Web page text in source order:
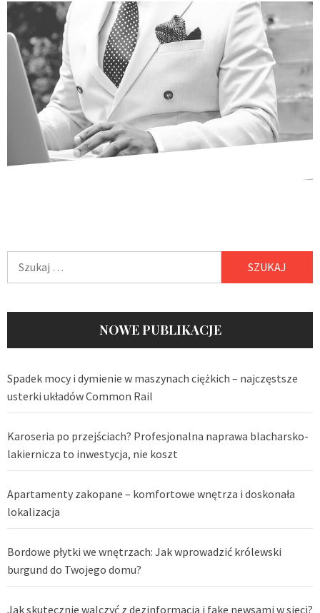
Szukaj:
NOWE PUBLIKACJE
Spadek mocy i dymienie w maszynach ciężkich – najczęstsze
usterki układów Common Rail
Karoseria po przejściach? Profesjonalna naprawa blacharsko-
lakiernicza to inwestycja, nie koszt
Apartamenty zakopane – komfortowe wnętrza i doskonała
lokalizacja
Bordowe płytki we wnętrzach: Jak wprowadzić królewski
burgund do Twojego domu?
Jak skutecznie walczyć z dezinformacją i fake newsami w sieci?